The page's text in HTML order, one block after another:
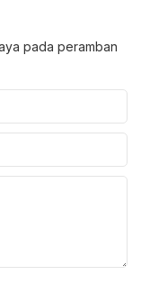
pada peramban